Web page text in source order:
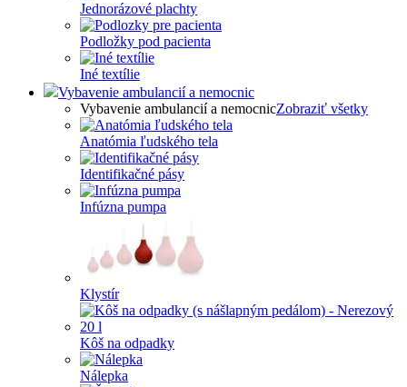
Jednorázové plachty
Podložky pod pacienta
Iné textílie
Vybavenie ambulancií a nemocnic
Vybavenie ambulancií a nemocnicZobraziť všetky
Anatómia ľudského tela
Identifikačné pásy
Infúzna pumpa
Klystír
Kôš na odpadky
Nálepka